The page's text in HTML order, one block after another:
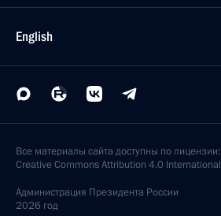
English
Все материалы сайта доступны по лицензии:
Creative Commons Attribution 4.0 International
Администрация Президента России
2026 год